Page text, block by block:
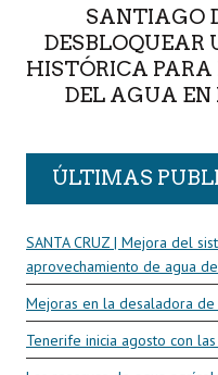
SANTIAGO
DESBLOQUEAR
HISTÓRICA
DEL AGUA
ÚLTIMAS
SANTA CRUZ | Mejora del
aprovechamiento de agua
Mejoras en la desaladora de
Tenerife inicia agosto con